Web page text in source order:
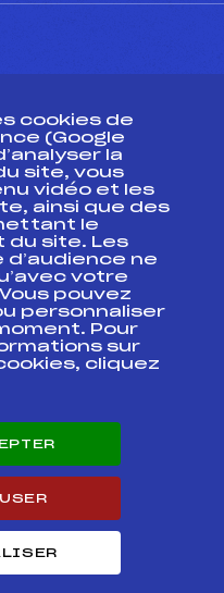
fédéral
Suivi
cookies de
(Google
la
site, vous
vidéo et les
ainsi que des
le
du site. Les
ne
votre
pouvez
personnaliser
Pour
sur
cliquez